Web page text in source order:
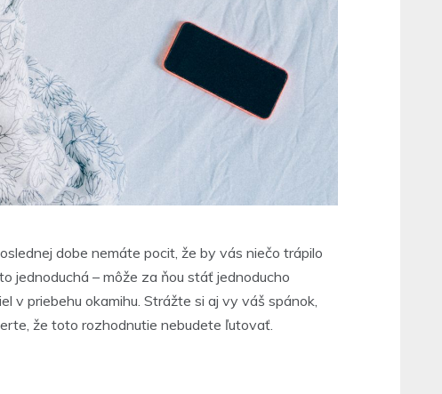
dobe nemáte pocit, že by vás niečo trápilo
jednoduchá – môže za ňou stáť jednoducho
priebehu okamihu. Strážte si aj vy váš spánok,
že toto rozhodnutie nebudete ľutovať.